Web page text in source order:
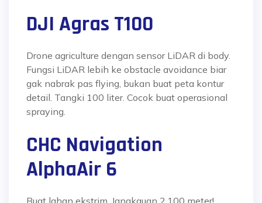
DJI Agras T100
Drone agriculture dengan sensor LiDAR di body.
Fungsi LiDAR lebih ke obstacle avoidance biar
gak nabrak pas flying, bukan buat peta kontur
detail. Tangki 100 liter. Cocok buat operasional
spraying.
CHC Navigation
AlphaAir 6
Buat lahan ekstrim. Jangkauan 2.100 meter!,